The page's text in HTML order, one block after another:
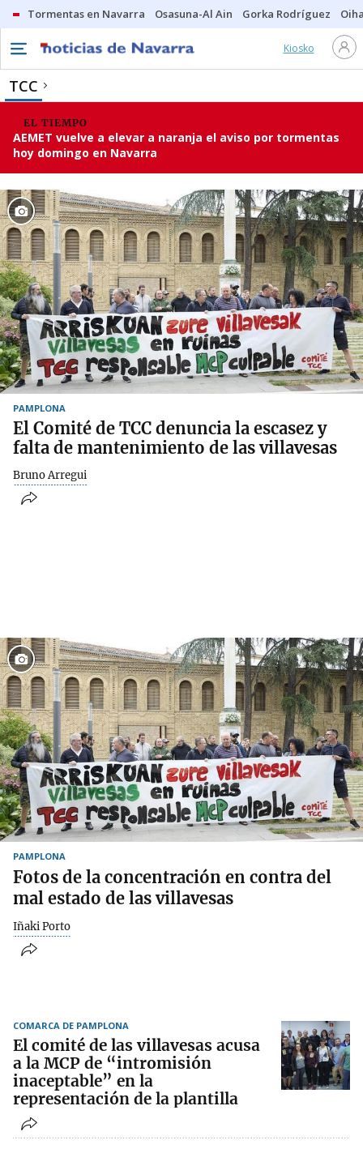
Tormentas en Navarra Osasuna-Al Ain Gorka Rodríguez
Kiosko
TCC
EL TIEMPO
AEMET vuelve a elevar a naranja el aviso por tormentas
hoy domingo en Navarra
PAMPLONA
El Comité de TCC denuncia la escasez y
falta de mantenimiento de las villavesas
Bruno Arregui
PAMPLONA
Fotos de la concentración en contra del
mal estado de las villavesas
Iñaki Porto
COMARCA DE PAMPLONA
El comité de las villavesas acusa
a la MCP de “intromisión
inaceptable” en la
representación de la plantilla